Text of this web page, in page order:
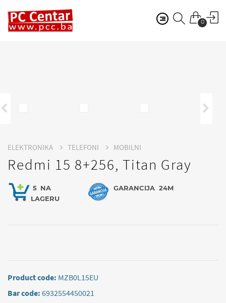
0
ELEKTRONIKA TELEFONI MOBILNI
Redmi 15 8+256, Titan Gray
5 NA
LAGERU
GARANCIJA 24M
Product code: MZB0L15EU
Bar code: 6932554450021